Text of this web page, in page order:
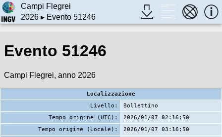
Campi Flegrei
2026▸ Evento 51246
Evento 51246
Campi Flegrei, anno 2026
Localizzazione
Livello:
Bollettino
Tempo origine (UTC):
2026/01/07 02:16:50
Tempo origine (Locale):
2026/01/07 03:16:50